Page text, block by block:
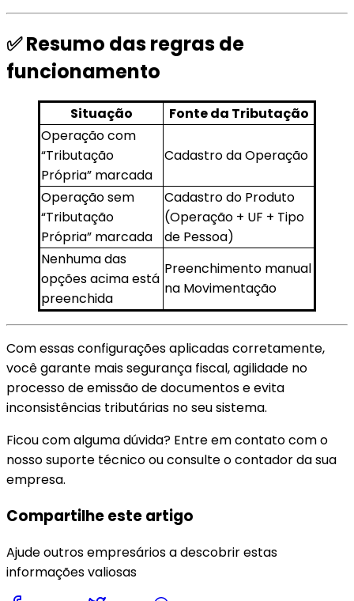
✅ Resumo das regras de
funcionamento
Situação
Fonte da Tributação
Operação com
“Tributação
Própria” marcada
Cadastro da Operação
Operação sem
“Tributação
Própria” marcada
Cadastro do Produto
(Operação + UF + Tipo
de Pessoa)
Nenhuma das
opções acima está
preenchida
Preenchimento manual
na Movimentação
Com essas configurações aplicadas corretamente,
você garante mais segurança fiscal, agilidade no
processo de emissão de documentos e evita
inconsistências tributárias no seu sistema.
Ficou com alguma dúvida? Entre em contato com o
nosso suporte técnico ou consulte o contador da sua
empresa.
Compartilhe este artigo
Ajude outros empresários a descobrir estas
informações valiosas